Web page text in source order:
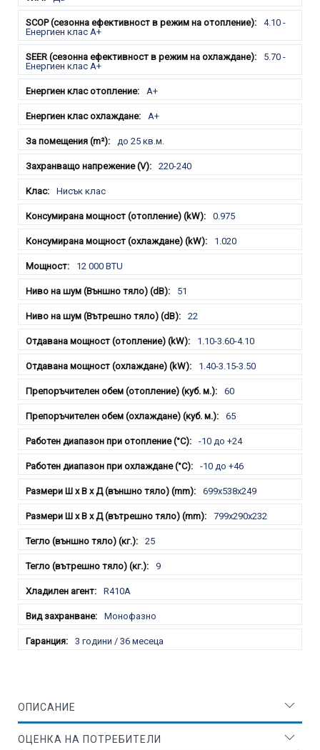
4.10 -
Енергиен клас A+
5.70 -
Енергиен клас A+
A+
A+
до 25 кв.м.
220-240
Нисък клас
0.975
1.020
12 000 BTU
51
22
1.10-3.60-4.10
1.40-3.15-3.50
60
65
-10 до +24
-10 до +46
699х538x249
799х290x232
25
9
R410A
Монофазно
3 години / 36 месеца
ОПИСАНИЕ
ОЦЕНКА НА ПОТРЕБИТЕЛИ